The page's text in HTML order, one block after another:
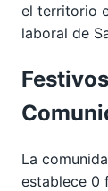
el territorio
laboral de
La
establece 0